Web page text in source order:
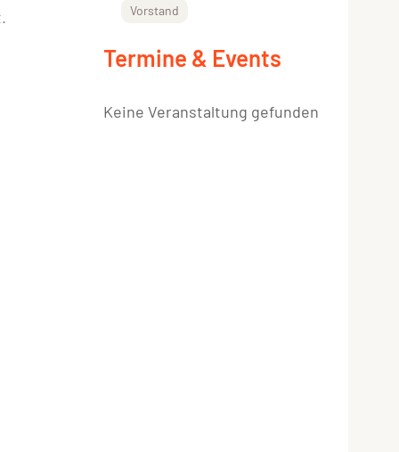
Vorstand
Termine & Events
Keine Veranstaltung gefunden